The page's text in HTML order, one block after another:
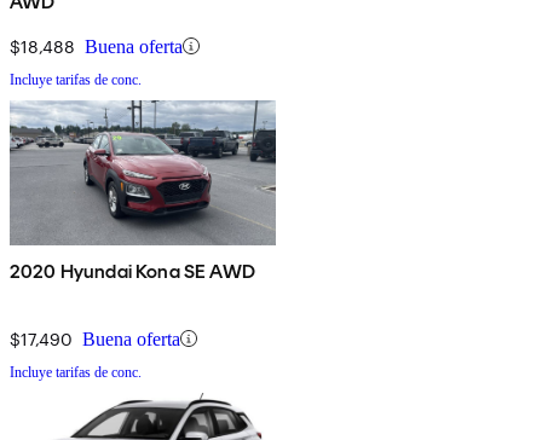
$18,488 Buena oferta
Incluye tarifas de conc.
2020 Hyundai Kona SE AWD
$17,490 Buena oferta
Incluye tarifas de conc.